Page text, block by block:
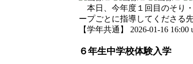
本日、今年度１回目のそり
ープごとに指導してくださる
【学年共通】 2026-01-16 16:00
６年生中学校体験入学